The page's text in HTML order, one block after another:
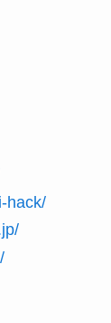
hack/